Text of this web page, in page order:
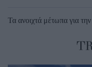
Τα ανοιχτά μέτωπα για